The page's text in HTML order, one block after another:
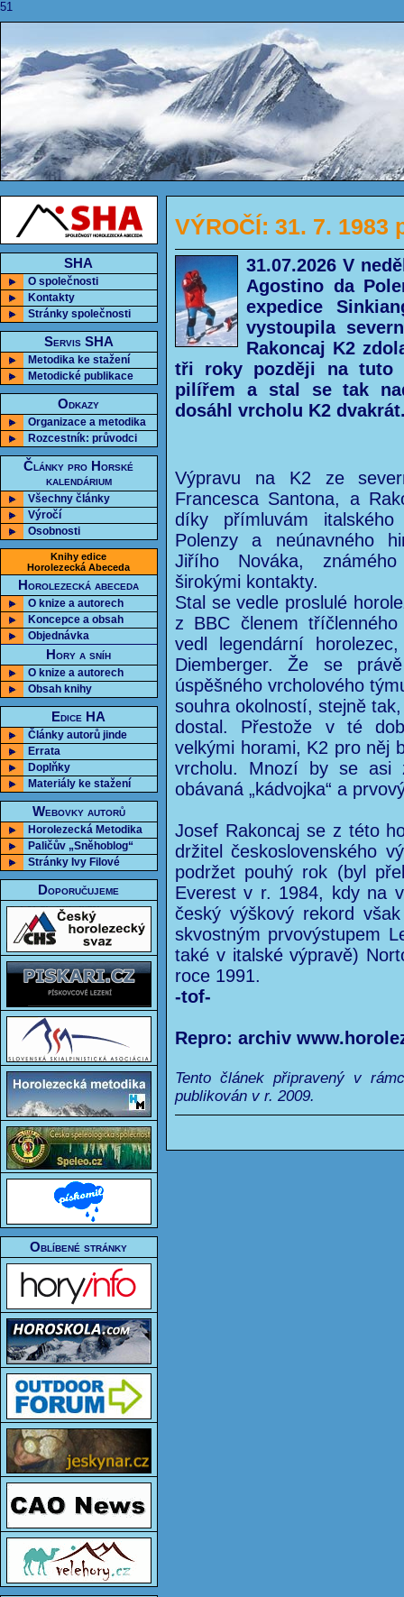
51
SHA
O společnosti
Kontakty
Stránky společnosti
Servis SHA
Metodika ke stažení
Metodické publikace
Odkazy
Organizace a metodika
Rozcestník: průvodci
Články pro Horské
kalendárium
Všechny články
Výročí
Osobnosti
Knihy edice
Horolezecká Abeceda
Horolezecká abeceda
O knize a autorech
Koncepce a obsah
Objednávka
Hory a sníh
O knize a autorech
Obsah knihy
Edice HA
Články autorů jinde
Errata
Doplňky
Materiály ke stažení
Webovky autorů
Horolezecká Metodika
Paličův „Sněhoblog“
Stránky Ivy Filové
Doporučujeme
Oblíbené stránky
VÝROČÍ: 31. 7. 1983
31.07.2026 V
Agostino da
expedice
vystoupila
Rakoncaj K2
tři roky později na tuto
pilířem a stal se tak
dosáhl vrcholu K2
Výpravu na K2 ze
Francesca Santona, a
díky přímluvám
Polenzy a neúnavného
Jiřího Nováka,
širokými kontakty.
Stal se vedle proslulé
z BBC členem
vedl legendární
Diemberger. Že se
úspěšného vrcholového
souhra okolností, stejně
dostal. Přestože v té
velkými horami, K2 pro něj
vrcholu. Mnozí by se asi
obávaná „kádvojka“ a
Josef Rakoncaj se z této
držitel československého
podržet pouhý rok (byl
Everest v r. 1984, kdy na
český výškový rekord
skvostným prvovýstupem
také v italské výpravě)
roce 1991.
-tof-
Repro: archiv
Tento článek připravený v
publikován v r. 2009.